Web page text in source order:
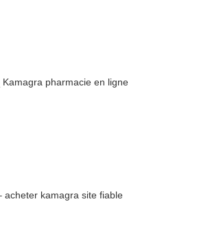
Kamagra pharmacie en ligne
acheter kamagra site fiable